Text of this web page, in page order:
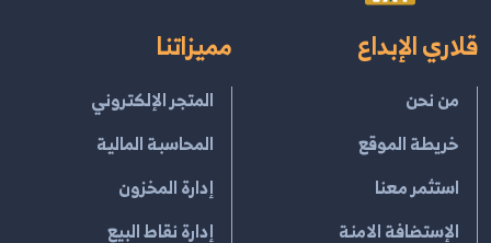
قلاري الإبداع
من نحن
خريطة الموقع
استثمر معنا
الإستضافة الامنة
مميزاتنا
المتجر الإلكتروني
المحاسبة المالية
إدارة المخزون
إدارة نقاط البيع